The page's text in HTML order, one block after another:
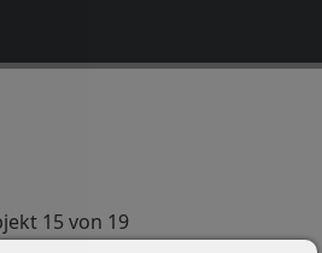
15 von 19